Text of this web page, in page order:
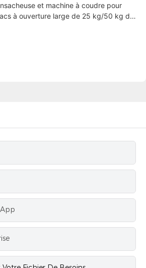
et machine à coudre pour
à ouverture large de 25 kg/50 kg de